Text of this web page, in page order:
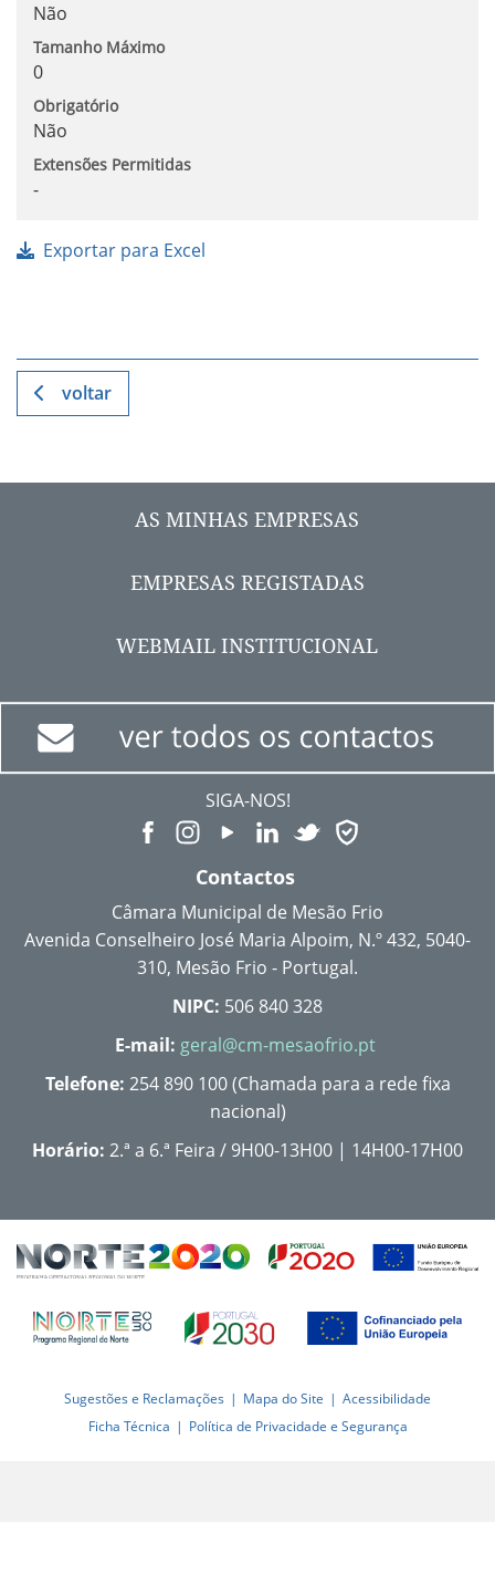
Não
Tamanho Máximo
0
Obrigatório
Não
Extensões Permitidas
-
Exportar para Excel
voltar
AS MINHAS EMPRESAS
EMPRESAS REGISTADAS
WEBMAIL INSTITUCIONAL
SIGA-NOS!
Contactos
Câmara Municipal de Mesão Frio
Avenida Conselheiro José Maria Alpoim, N.º 432, 5040-
310, Mesão Frio - Portugal.
NIPC: 506 840 328
E-mail: geral@cm-mesaofrio.pt
Telefone: 254 890 100 (Chamada para a rede fixa
nacional)
Horário: 2.ª a 6.ª Feira / 9H00-13H00 | 14H00-17H00
Sugestões e Reclamações Mapa do Site
Acessibilidade
Ficha Técnica
Política de Privacidade e Segurança